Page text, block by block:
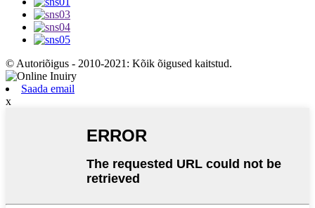
© Autoriõigus - 2010-2021: Kõik õigused kaitstud.
Saada email
x